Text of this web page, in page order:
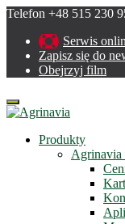
Telefon +48 515 230
Serwis
Zapisz się do
Obejrzyj film
Menu
Produkty